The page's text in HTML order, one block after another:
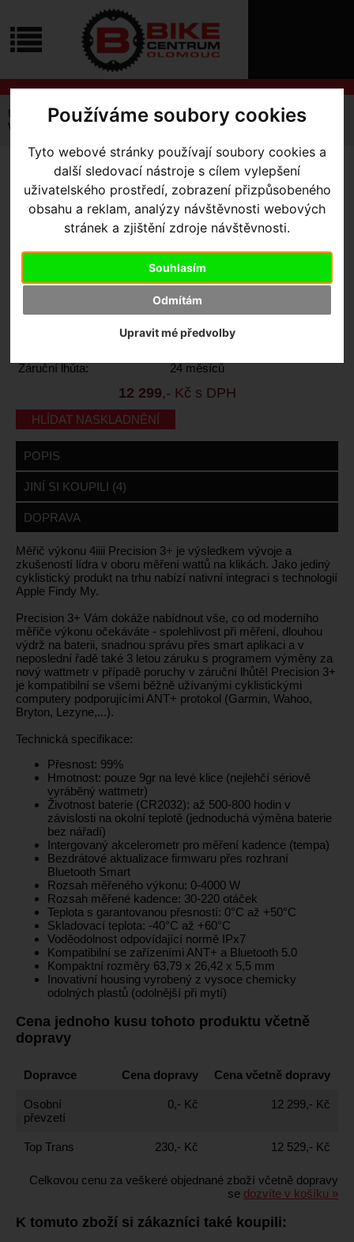
Používáme soubory cookies
Tyto webové stránky používají soubory cookies a
další sledovací nástroje s cílem vylepšení
uživatelského prostředí, zobrazení přizpůsobeného
obsahu a reklam, analýzy návštěvnosti webových
stránek a zjištění zdroje návštěvnosti.
Souhlasím
Odmítám
Upravit mé předvolby
O
NÁKUPU
REGISTRACE
ZTRATILI
Úvodní strana Komponenty Kliky
Silniční
Wattmetr 4III Shimano Ultegra R8100 Precision 3+ 172.5mm
WATTMETR 4III SHIMANO
ULTEGRA R8100
PRECISION 3+ 172.5MM
4iiii wattmetr
Kód výrobce:
PML300S18X
Ne
Záruční lhůta:
24 měsíců
12 299,- Kč s DPH
HLÍDAT NASKLADNĚNÍ
POPIS
JINÍ SI KOUPILI (4)
DOPRAVA
Měřič výkonu 4iiii Precision 3+ je výsledkem vývoje a
zkušeností lídra v oboru měření wattů na klikách. Jako jediný
cyklistický produkt na trhu nabízí nativní integraci s technologií
Apple Findy My.
Precision 3+ Vám dokáže nabídnout vše, co od moderního
měřiče výkonu očekáváte - spolehlivost při měření, dlouhou
výdrž na baterii, snadnou správu přes smart aplikaci a v
neposlední řadě také 3 letou záruku s programem výměny za
nový wattmetr v případě poruchy v záruční lhůtě! Precision 3+
je kompatibilní se všemi běžně užívanými cyklistickými
computery podporujícími ANT+ protokol (Garmin, Wahoo,
Bryton, Lezyne,...).
Technická specifikace:
Přesnost: 99%
Hmotnost: pouze 9gr na levé klice (nejlehčí sériově
vyráběný wattmetr)
Životnost baterie (CR2032): až 500-800 hodin v
závislosti na okolní teplotě (jednoduchá výměna baterie
bez nářadí)
Intergovaný akcelerometr pro měření kadence (tempa)
Bezdrátové aktualizace firmwaru přes rozhraní
Bluetooth Smart
Rozsah měřeného výkonu: 0-4000 W
Rozsah měřené kadence: 30-220 otáček
Teplota s garantovanou přesností: 0°C až +50°C
Skladovací teplota: -40°C až +60°C
Voděodolnost odpovídající normě IPx7
Kompatibilní se zařízeními ANT+ a Bluetooth 5.0
Kompaktní rozměry 63,79 x 26,42 x 5,5 mm
Inovativní housing vyrobený z vysoce chemicky
odolných plastů (odolnější při mytí)
Cena jednoho kusu tohoto produktu včetně
dopravy
Dopravce Cena dopravy Cena včetně dopravy
Osobní
převzetí
0,- Kč 12 299,- Kč
Top Trans 230,- Kč 12 529,- Kč
Celkovou cenu za veškeré objednané zboží včetně dopravy
se dozvíte v košíku »
K tomuto zboží si zákazníci také koupili: